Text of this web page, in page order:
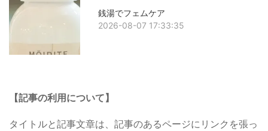
銭湯でフェムケア
2026-08-07 17:33:35
【記事の利用について】
タイトルと記事文章は、記事のあるページにリンクを張っ